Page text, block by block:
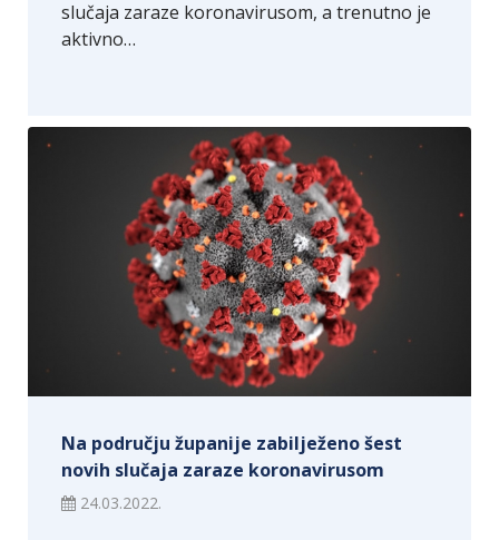
slučaja zaraze koronavirusom, a trenutno je
aktivno…
Na području županije zabilježeno šest
novih slučaja zaraze koronavirusom
24.03.2022.